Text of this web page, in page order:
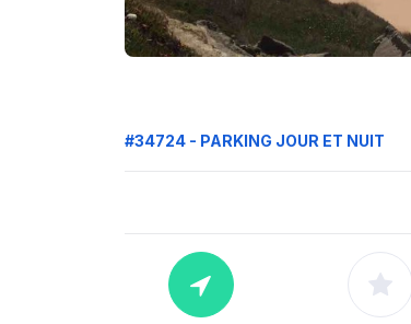
#34724 - PARKING JOUR ET NUIT